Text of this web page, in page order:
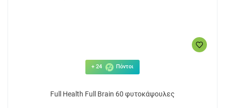
+ 24 Πόντοι
Full Health Full Brain 60 φυτοκάψουλες